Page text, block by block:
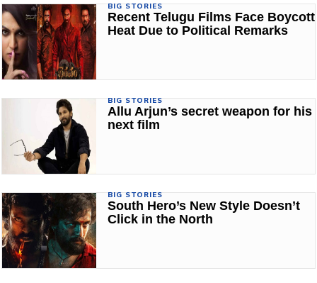
BIG STORIES
Recent Telugu Films Face Boycott
Heat Due to Political Remarks
BIG STORIES
Allu Arjun’s secret weapon for his
next film
BIG STORIES
South Hero’s New Style Doesn’t
Click in the North